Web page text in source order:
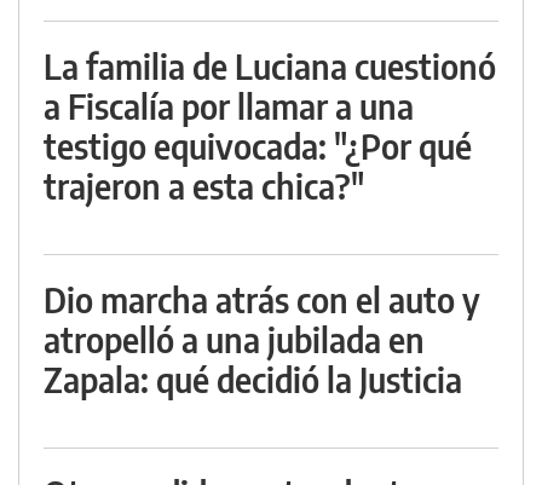
La familia de Luciana cuestionó
a Fiscalía por llamar a una
testigo equivocada: "¿Por qué
trajeron a esta chica?"
Dio marcha atrás con el auto y
atropelló a una jubilada en
Zapala: qué decidió la Justicia